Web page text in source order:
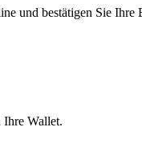
und bestätigen Sie Ihre
Ihre Wallet.